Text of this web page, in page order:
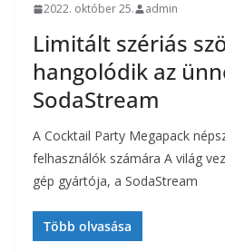
2022. október 25. admin
Limitált szériás
hangolódik az
SodaStream
A Cocktail Party Megapack
felhasználók számára A világ
gép gyártója, a SodaStream
Több olvasása